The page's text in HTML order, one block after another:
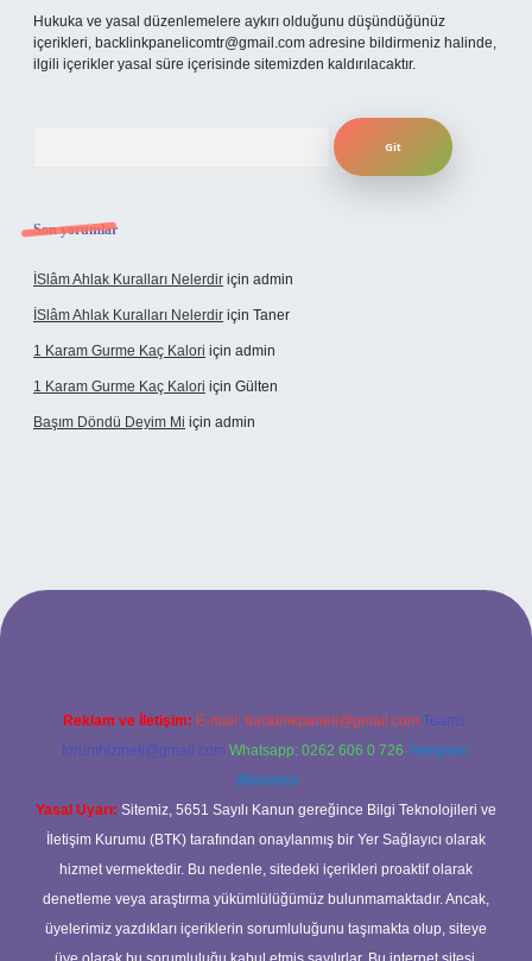
Hukuka ve yasal düzenlemelere aykırı olduğunu düşündüğünüz
içerikleri, backlinkpanelicomtr@gmail.com adresine bildirmeniz halinde,
ilgili içerikler yasal süre içerisinde sitemizden kaldırılacaktır.
Son yorumlar
İSlâm Ahlak Kuralları Nelerdir için admin
İSlâm Ahlak Kuralları Nelerdir için Taner
1 Karam Gurme Kaç Kalori için admin
1 Karam Gurme Kaç Kalori için Gülten
Başım Döndü Deyim Mi için admin
Reklam ve İletişim: E-mail: backlinkpaneli@gmail.com Teams:
forumhizmeti@gmail.com Whatsapp: 0262 606 0 726 Telegram:
@karabul
Yasal Uyarı: Sitemiz, 5651 Sayılı Kanun gereğince Bilgi Teknolojileri ve
İletişim Kurumu (BTK) tarafından onaylanmış bir Yer Sağlayıcı olarak
hizmet vermektedir. Bu nedenle, sitedeki içerikleri proaktif olarak
denetleme veya araştırma yükümlülüğümüz bulunmamaktadır. Ancak,
üyelerimiz yazdıkları içeriklerin sorumluluğunu taşımakta olup, siteye